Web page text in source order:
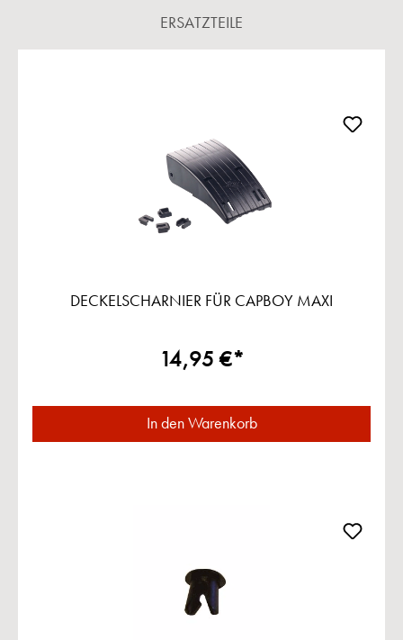
ERSATZTEILE
DECKELSCHARNIER FÜR CAPBOY MAXI
14,95 €*
In den Warenkorb